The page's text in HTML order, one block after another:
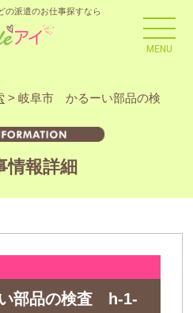
の派遣のお仕事探すなら
MENU
> 岐阜市 かるーい部品の検
情報詳細
部品の検査 h-1-